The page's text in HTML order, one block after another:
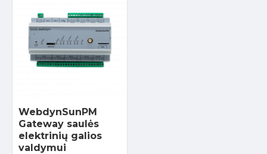
WebdynSunPM
Gateway saulės
elektrinių galios
valdymui